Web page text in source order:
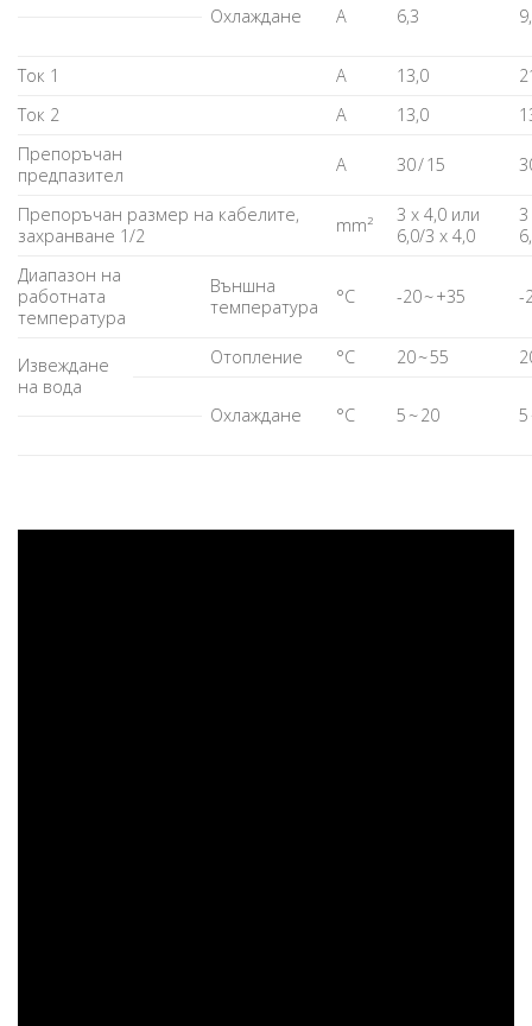
Охлаждане A 6,3
Ток 1 A 13,0
Ток 2
A 13,0
Препоръчан
предпазител
A 30 / 15
Препоръчан размер на кабелите,
захранване 1/2
mm²
3 x 4,0 или
6,0/3 x 4,0
Диапазон на
работната
температура
Външна
температура
°C -20 ~ +35 -
Извеждане
на вода
Отопление °C 20 ~ 55
Охлаждане °C 5 ~ 20 5